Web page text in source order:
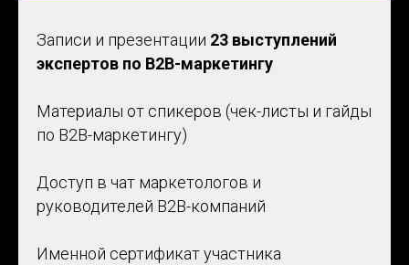
Записи и презентации 23 выступлений
экспертов по B2B-маркетингу
Материалы от спикеров (чек-листы и гайды
по B2B-маркетингу)
Доступ в чат маркетологов и
руководителей B2B-компаний
Именной сертификат участника